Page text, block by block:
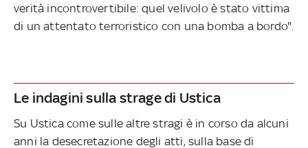
verità incontrovertibile: quel velivolo è stato vittima
di un attentato terroristico con una bomba a bordo".
Le indagini sulla strage di Ustica
Su Ustica come sulle altre stragi è in corso da alcuni
anni la desecretazione degli atti, sulla base di